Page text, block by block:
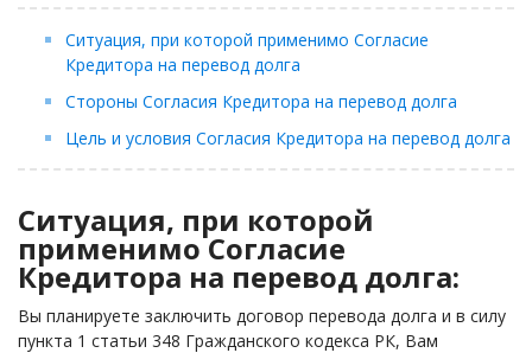
Ситуация, при которой применимо Согласие
Кредитора на перевод долга
Стороны Согласия Кредитора на перевод долга
Цель и условия Согласия Кредитора на перевод долга
Ситуация, при которой
применимо Согласие
Кредитора на перевод долга:
Вы планируете заключить договор перевода долга и в силу
пункта 1 статьи 348 Гражданского кодекса РК, Вам